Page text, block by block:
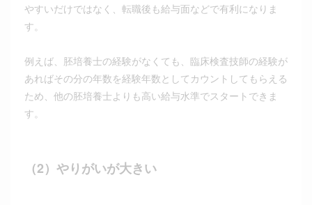
やすいだけではなく、転職後も給与面などで有利になりま
す。
例えば、胚培養士の経験がなくても、臨床検査技師の経験が
あればその分の年数を経験年数としてカウントしてもらえる
ため、他の胚培養士よりも高い給与水準でスタートできま
す。
（2）やりがいが大きい